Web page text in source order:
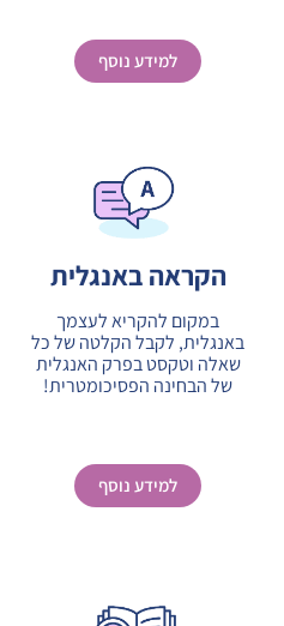
למידע נוסף
הקראה באנגלית
במקום להקריא לעצמך
באנגלית, לקבל הקלטה של כל
שאלה וטקסט בפרק האנגלית
של הבחינה הפסיכומטרית!
למידע נוסף